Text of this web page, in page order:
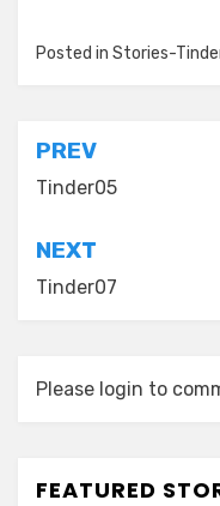
Posted in Stories-
Post
navigation
PREV
Tinder05
NEXT
Tinder07
Please login to
FEATURED